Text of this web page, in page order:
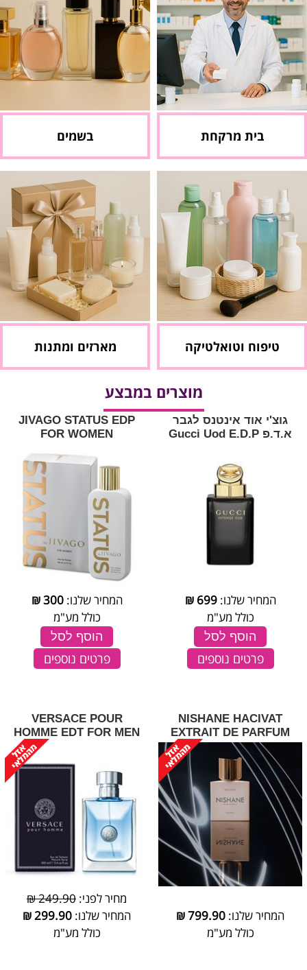
בית מרקחת בשמים
טיפוח וטואלטיקה מארזים ומתנות
מוצרים במבצע
גוצ'י אוד אינטנס לגבר
א.ד.פ Gucci Uod E.D.P
המחיר שלנו:699
₪
כולל מע"מ
הוסף לסל
פרטים נוספים
JIVAGO STATUS EDP
FOR WOMEN
המחיר שלנו:300
₪
כולל מע"מ
הוסף לסל
פרטים נוספים
NISHANE HACIVAT
EXTRAIT DE PARFUM
המחיר שלנו: 799.90
₪
כולל מע"מ
VERSACE POUR
HOMME EDT FOR MEN
מחיר לפני: 249.90 ₪
המחיר שלנו: 299.90
₪
כולל מע"מ